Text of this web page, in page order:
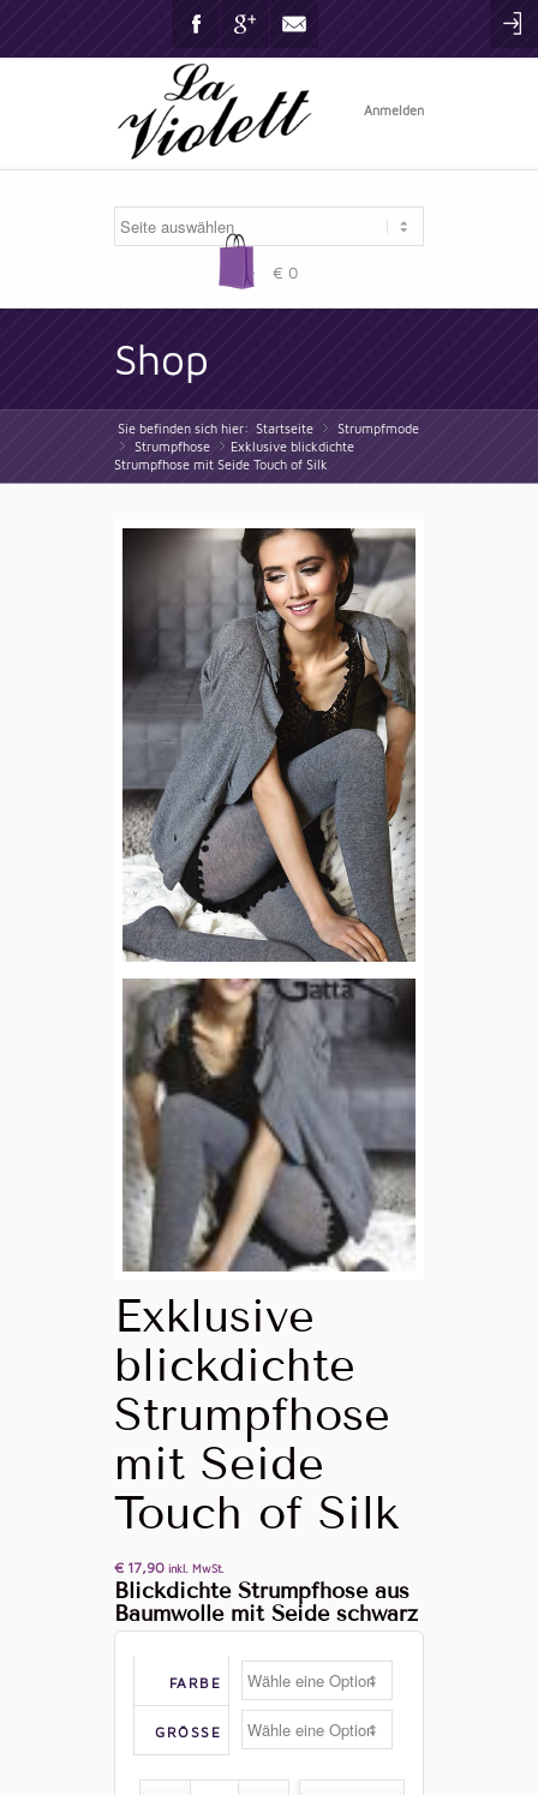
FacebookGplus
Anmelden
- € 0
Shop
Sie befinden sich hier: Startseite »
Strumpfmode
»
Strumpfhose »
Exklusive blickdichte
Strumpfhose mit Seide Touch of Silk
Exklusive
blickdichte
Strumpfhose
mit Seide
Touch of Silk
€ 17,90 inkl. MwSt.
Blickdichte Strumpfhose aus
Baumwolle mit Seide schwarz
FARBE
GRÖSSE